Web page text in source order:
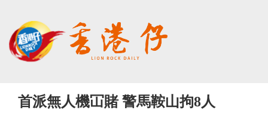
首派無人機冚賭 警馬鞍山拘8人